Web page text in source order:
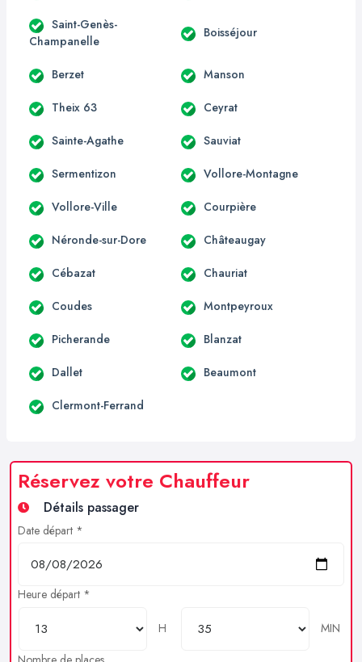
Saint-Genès-
Champanelle
Boisséjour
Berzet Manson
Theix 63 Ceyrat
Sainte-Agathe Sauviat
Sermentizon Vollore-Montagne
Vollore-Ville Courpière
Néronde-sur-Dore Châteaugay
Cébazat Chauriat
Coudes Montpeyroux
Picherande Blanzat
Dallet Beaumont
Clermont-Ferrand
Réservez votre Chauffeur
Détails passager
Date départ *
Heure départ *
H
MIN